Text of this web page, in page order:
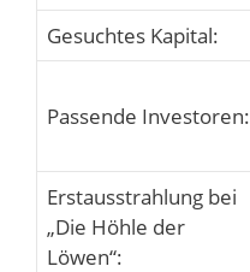
Gesuchtes Kapital:
Passende Investoren:
Erstausstrahlung bei
„Die Höhle der
Löwen“: